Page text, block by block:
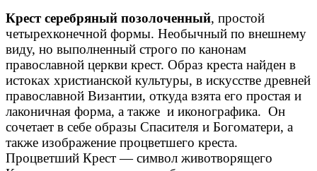
Крест серебряный позолоченный, простой
четырехконечной формы. Необычный по внешнему
виду, но выполненный строго по канонам
православной церкви крест. Образ креста найден в
истоках христианской культуры, в искусстве древней
православной Византии, откуда взята его простая и
лаконичная форма, а также и иконографика. Он
сочетает в себе образы Спасителя и Богоматери, а
также изображение процветшего креста.
Процветший Крест — символ животворящего